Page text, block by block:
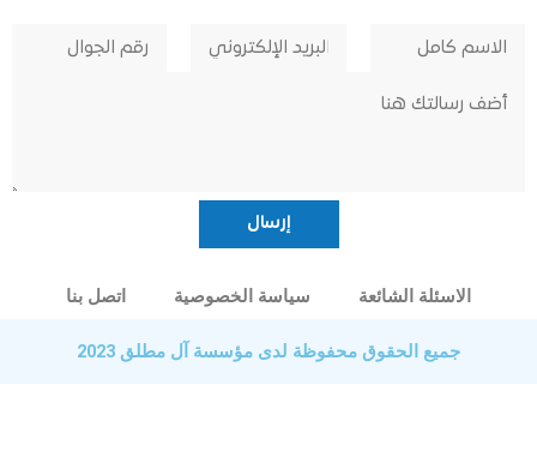
الاسئلة الشائعة سياسة الخصوصية اتصل بنا
جميع الحقوق محفوظة لدى مؤسسة آل مطلق 2023